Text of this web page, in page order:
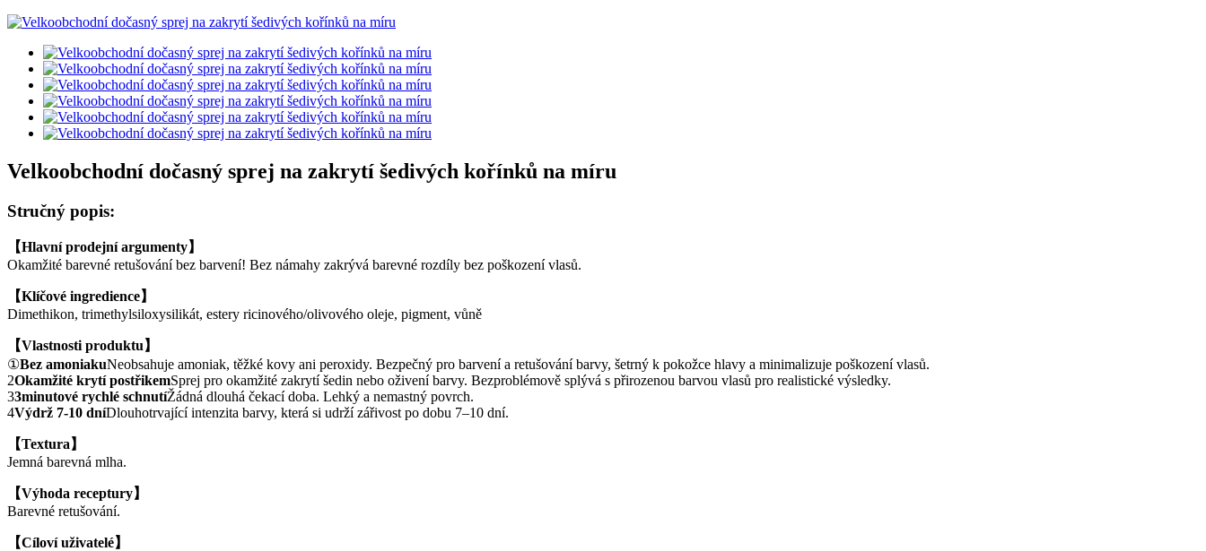
Velkoobchodní dočasný sprej na zakrytí šedivých kořínků na míru
Stručný popis:
【Hlavní prodejní argumenty】
Okamžité barevné retušování bez barvení! Bez námahy zakrývá barevné rozdíly bez poškození vlasů.
【Klíčové ingredience】
Dimethikon, trimethylsiloxysilikát, estery ricinového/olivového oleje, pigment, vůně
【Vlastnosti produktu】
①Bez amoniakuNeobsahuje amoniak, těžké kovy ani peroxidy. Bezpečný pro barvení a retušování barvy, šetrný k pokožce hlavy a minimalizuje poškození vlasů.
2Okamžité krytí postřikemSprej pro okamžité zakrytí šedin nebo oživení barvy. Bezproblémově splývá s přirozenou barvou vlasů pro realistické výsledky.
33minutové rychlé schnutíŽádná dlouhá čekací doba. Lehký a nemastný povrch.
4Výdrž 7-10 dníDlouhotrvající intenzita barvy, která si udrží zářivost po dobu 7–10 dní.
【Textura】
Jemná barevná mlha.
【Výhoda receptury】
Barevné retušování.
【Cíloví uživatelé】